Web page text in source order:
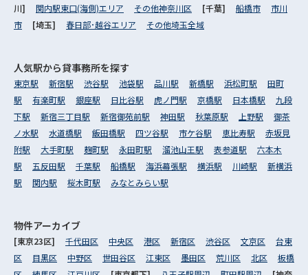
川] 関内駅東口(海側)エリア その他神奈川区 [千葉] 船橋市
市川
市
[埼玉] 春日部･越谷エリア その他埼玉全域
人気駅から貸事務所を探す
東京駅 新宿駅 渋谷駅 池袋駅 品川駅 新橋駅 浜松町駅
田町
駅
有楽町駅 銀座駅 日比谷駅 虎ノ門駅 京橋駅 日本橋駅
九段
下駅
新宿三丁目駅 新宿御苑前駅 神田駅 秋葉原駅 上野駅
御茶
ノ水駅
水道橋駅 飯田橋駅 四ツ谷駅 市ケ谷駅 恵比寿駅
赤坂見
附駅
大手町駅 麹町駅 永田町駅 溜池山王駅 表参道駅
六本木
駅
五反田駅 千葉駅 船橋駅 海浜幕張駅 横浜駅 川崎駅
新横浜
駅
関内駅 桜木町駅 みなとみらい駅
物件アーカイブ
[東京23区] 千代田区 中央区 港区 新宿区 渋谷区 文京区
台東
区
目黒区 中野区 世田谷区 江東区 墨田区 荒川区 北区
板橋